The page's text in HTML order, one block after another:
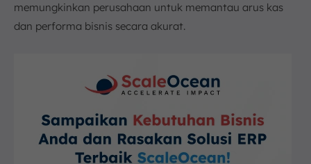
memungkinkan perusahaan untuk memantau arus kas
dan performa bisnis secara akurat.